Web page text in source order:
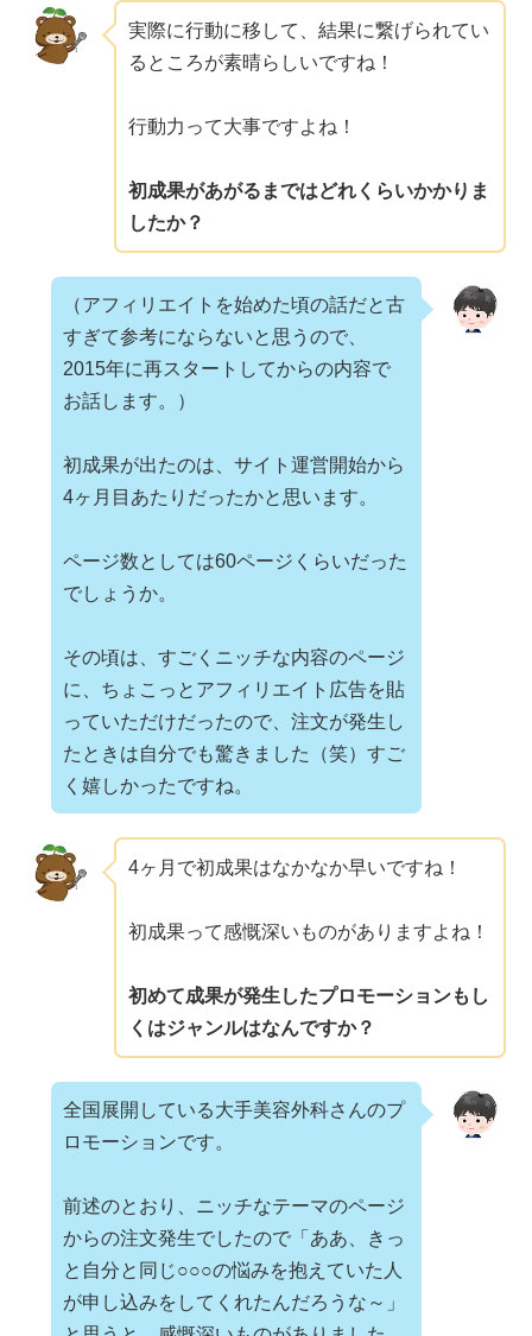
実際に行動に移して、結果に繋げられてい
るところが素晴らしいですね！
行動力って大事ですよね！
初成果があがるまではどれくらいかかりま
したか？
（アフィリエイトを始めた頃の話だと古
すぎて参考にならないと思うので、
2015年に再スタートしてからの内容で
お話します。）
初成果が出たのは、サイト運営開始から
4ヶ月目あたりだったかと思います。
ページ数としては60ページくらいだった
でしょうか。
その頃は、すごくニッチな内容のページ
に、ちょこっとアフィリエイト広告を貼
っていただけだったので、注文が発生し
たときは自分でも驚きました（笑）すご
く嬉しかったですね。
4ヶ月で初成果はなかなか早いですね！
初成果って感慨深いものがありますよね！
初めて成果が発生したプロモーションもし
くはジャンルはなんですか？
全国展開している大手美容外科さんのプ
ロモーションです。
前述のとおり、ニッチなテーマのページ
からの注文発生でしたので「ああ、きっ
と自分と同じ○○○の悩みを抱えていた人
が申し込みをしてくれたんだろうな～」